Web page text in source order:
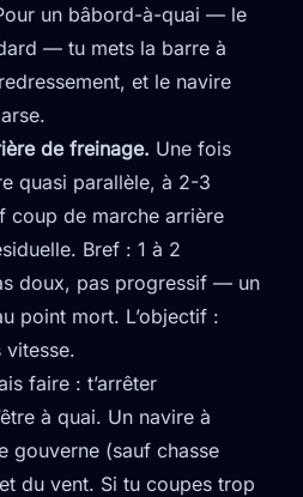
un bâbord-à-quai — le
— tu mets la barre à
et le navire
de freinage. Une fois
quasi parallèle, à 2-3
coup de marche arrière
Bref : 1 à 2
doux, pas progressif — un
point mort. L’objectif :
vitesse.
faire : t’arrêter
à quai. Un navire à
gouverne (sauf chasse
du vent. Si tu coupes trop